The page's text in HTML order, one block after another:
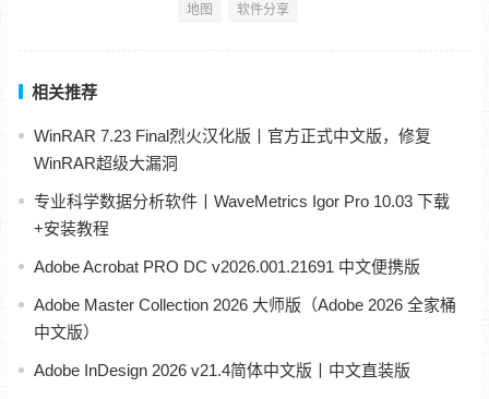
地图 软件分享
相关推荐
WinRAR 7.23 Final烈火汉化版丨官方正式中文版，修复
WinRAR超级大漏洞
专业科学数据分析软件丨WaveMetrics Igor Pro 10.03 下载
+安装教程
Adobe Acrobat PRO DC v2026.001.21691 中文便携版
Adobe Master Collection 2026 大师版（Adobe 2026 全家桶
中文版）
Adobe InDesign 2026 v21.4简体中文版丨中文直装版